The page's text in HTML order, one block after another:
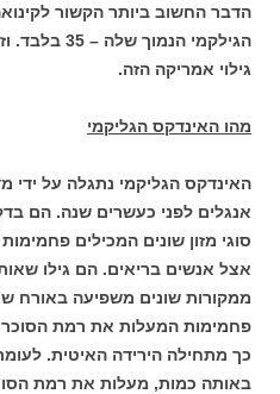
הדבר החשוב ביותר הקשור
הגילקמי
גילוי אמריקה הזה.
מהו האינדקס הגליקמי
האינדקס הגליקמי נתגלה על ידי
אנגלים לפני כעשרים שנה. הם
סוגי מזון שונים המכילים
אצל אנשים בריאים. הם גילו
ממקורות שונים משפיעה באורח
פחמימות המעלות את רמת
כך מתחילה הירידה האיטית.
באותה כמות, מעלות את רמת